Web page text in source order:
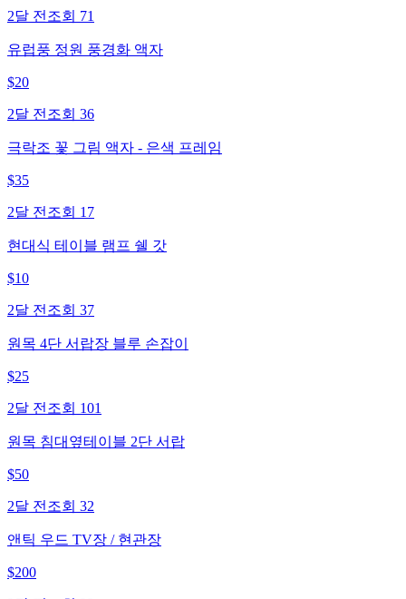
2달 전 조회 71
유럽풍 정원 풍경화 액자
$20
2달 전 조회 36
극락조 꽃 그림 액자 - 은색 프레임
$35
2달 전 조회 17
현대식 테이블 램프 쉘 갓
$10
2달 전 조회 37
원목 4단 서랍장 블루 손잡이
$25
2달 전 조회 101
원목 침대옆테이블 2단 서랍
$50
2달 전 조회 32
앤틱 우드 TV장 / 현관장
$200